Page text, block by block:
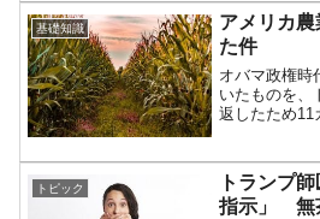
『Money1』
韓国型イージス搭載
「KDDX」1番艦、2032年竣工と公
『Money1』
【対日本円】ウォン
韓国がいっちょがみしたのでは。
基礎知識
アメリカ
た件
オバマ政権時
いたものを、
返したため11
Partnership
携協定)につ
う...
トピック
トランプ
指示」 無